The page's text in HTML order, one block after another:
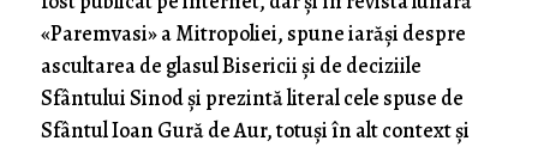
«Paremvasi» a Mitropoliei, spune iarăși despre
ascultarea de glasul Bisericii și de deciziile
Sfântului Sinod și prezintă literal cele spuse de
Sfântul Ioan Gură de Aur, totuși în alt context și